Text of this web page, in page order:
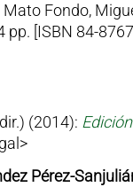
Fondo,
pp. [ISBN 84-
(2014):
Pérez-